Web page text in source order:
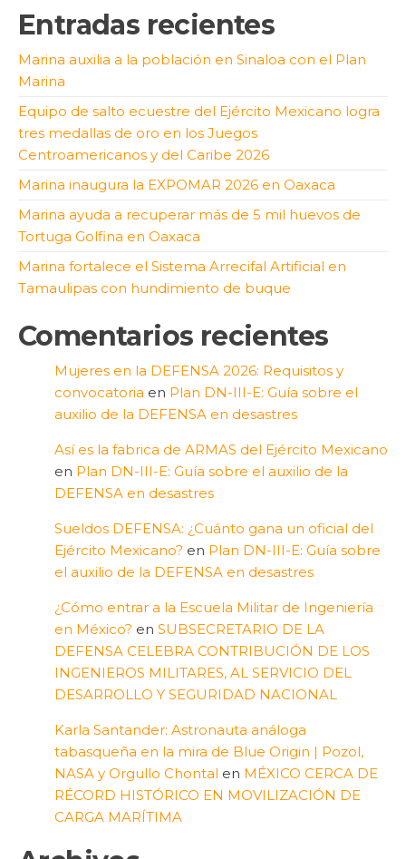
Entradas recientes
Marina auxilia a la población en Sinaloa con el Plan
Marina
Equipo de salto ecuestre del Ejército Mexicano logra
tres medallas de oro en los Juegos
Centroamericanos y del Caribe 2026
Marina inaugura la EXPOMAR 2026 en Oaxaca
Marina ayuda a recuperar más de 5 mil huevos de
Tortuga Golfina en Oaxaca
Marina fortalece el Sistema Arrecifal Artificial en
Tamaulipas con hundimiento de buque
Comentarios recientes
Mujeres en la DEFENSA 2026: Requisitos y
convocatoria en Plan DN-III-E: Guía sobre el
auxilio de la DEFENSA en desastres
Así es la fabrica de ARMAS del Ejército Mexicano
en Plan DN-III-E: Guía sobre el auxilio de la
DEFENSA en desastres
Sueldos DEFENSA: ¿Cuánto gana un oficial del
Ejército Mexicano? en Plan DN-III-E: Guía sobre
el auxilio de la DEFENSA en desastres
¿Cómo entrar a la Escuela Militar de Ingeniería
en México? en SUBSECRETARIO DE LA
DEFENSA CELEBRA CONTRIBUCIÓN DE LOS
INGENIEROS MILITARES, AL SERVICIO DEL
DESARROLLO Y SEGURIDAD NACIONAL
Karla Santander: Astronauta análoga
tabasqueña en la mira de Blue Origin | Pozol,
NASA y Orgullo Chontal en MÉXICO CERCA DE
RÉCORD HISTÓRICO EN MOVILIZACIÓN DE
CARGA MARÍTIMA